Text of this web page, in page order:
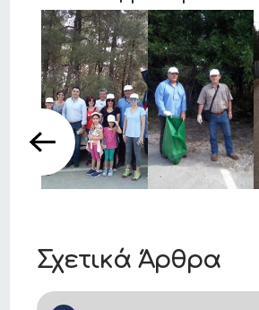
Σχετικά Άρθρα